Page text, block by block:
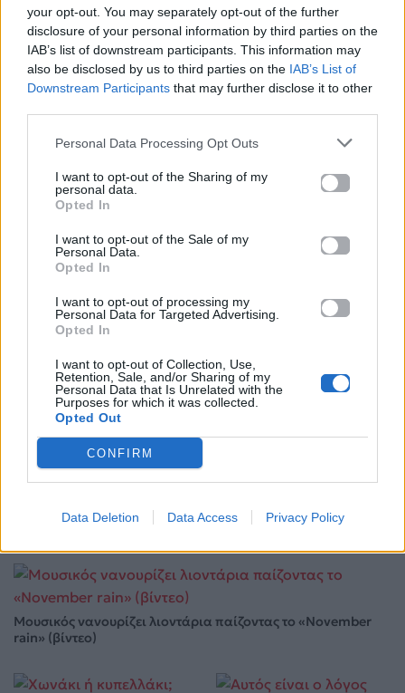
your opt-out. You may separately opt-out of the further
disclosure of your personal information by third parties on the
IAB’s list of downstream participants. This information may
also be disclosed by us to third parties on the IAB’s List of
Downstream Participants that may further disclose it to other
Personal Data Processing Opt Outs
I want to opt-out of the Sharing of my
personal data.
Opted In
I want to opt-out of the Sale of my
Personal Data.
Opted In
I want to opt-out of processing my
Personal Data for Targeted Advertising.
Opted In
I want to opt-out of Collection, Use,
Retention, Sale, and/or Sharing of my
Personal Data that Is Unrelated with the
Purposes for which it was collected.
Opted Out
CONFIRM
Data Deletion Data Access Privacy Policy
στη φετινή Eurovision
20.05.2026
«παγίδα» θανάτου;
Οδηγός ασφαλούς
μετακίνησης
12.05.2026
Life
Η αποκάλυψη του αιώνα στην Αμφίπολη: Ολόκληρος
ο Τύμβος Καστά «ζωντανεύει» ξανά
Μουσικός νανουρίζει λιοντάρια παίζοντας το «November
rain» (βίντεο)